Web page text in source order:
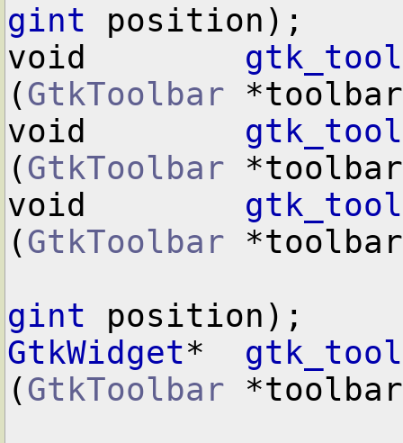
gint position);
void
(GtkToolbar
void
(GtkToolbar
void
(GtkToolbar
gint
GtkWidget*
(GtkToolbar